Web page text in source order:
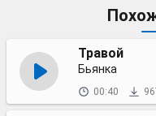
Травой
Бьянка
00:40